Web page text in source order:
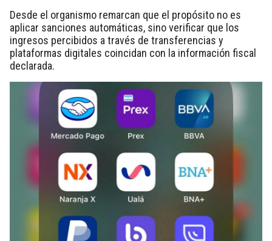
Desde el organismo remarcan que el propósito no es
aplicar sanciones automáticas, sino verificar que los
ingresos percibidos a través de transferencias y
plataformas digitales coincidan con la información fiscal
declarada.